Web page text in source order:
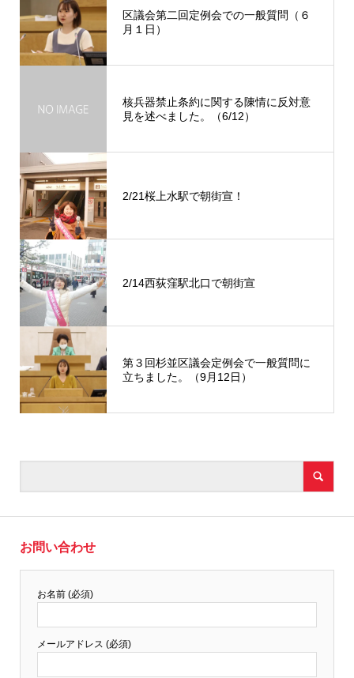
区議会第二回定例会での一般質問（６
月１日）
核兵器禁止条約に関する陳情に反対意
見を述べました。（6/12）
2/21桜上水駅で朝街宣！
2/14西荻窪駅北口で朝街宣
第３回杉並区議会定例会で一般質問に
立ちました。（9月12日）
お問い合わせ
お名前 (必須)
メールアドレス (必須)